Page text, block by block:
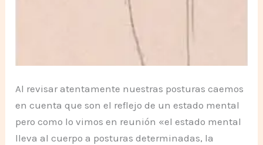
Al revisar atentamente nuestras posturas caemos
en cuenta que son el reflejo de un estado mental
pero como lo vimos en reunión «el estado mental
lleva al cuerpo a posturas determinadas, la